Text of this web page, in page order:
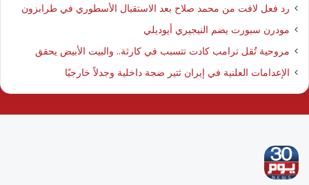
رد فعل لافت من محمد صلاح بعد الاستقبال الأسطوري في طرابزون
مودرن سبورت يضم النيجيري أيوديلي
مروحية تُقل ترامب كادت تتسبب في كارثة.. والبيت الأبيض يحقق
الإعدامات العلنية في إيران ثتير ضجة داخلية وجدلاً خارجيًا